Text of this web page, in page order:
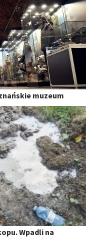
muzeum
Wpadli na